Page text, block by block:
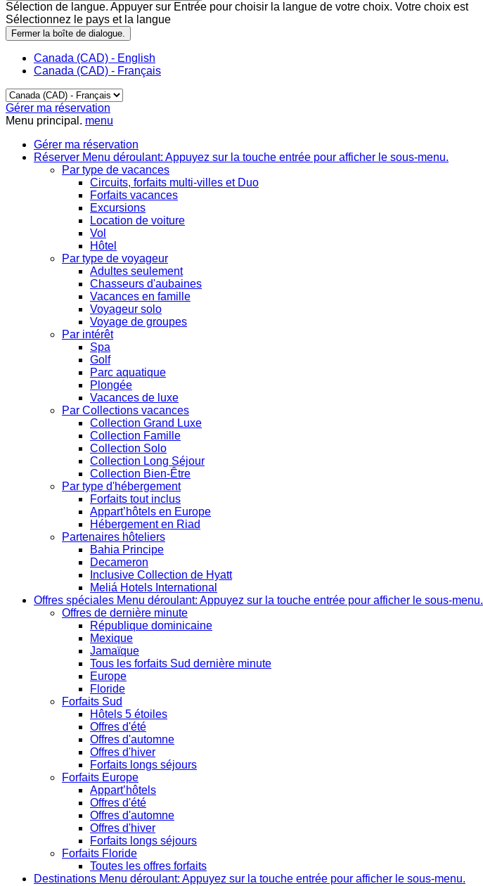
Sélection de langue. Appuyer sur Entrée pour choisir la langue de votre choix. Votre choix est
Sélectionnez le pays et la langue
Fermer la boîte de dialogue.
Canada (CAD) - English
Canada (CAD) - Français
Gérer ma réservation
Menu principal. menu
Gérer ma réservation
Réserver Menu déroulant: Appuyez sur la touche entrée pour afficher le sous-menu.
Par type de vacances
Circuits, forfaits multi-villes et Duo
Forfaits vacances
Excursions
Location de voiture
Vol
Hôtel
Par type de voyageur
Adultes seulement
Chasseurs d'aubaines
Vacances en famille
Voyageur solo
Voyage de groupes
Par intérêt
Spa
Golf
Parc aquatique
Plongée
Vacances de luxe
Par Collections vacances
Collection Grand Luxe
Collection Famille
Collection Solo
Collection Long Séjour
Collection Bien-Être
Par type d'hébergement
Forfaits tout inclus
Appart’hôtels en Europe
Hébergement en Riad
Partenaires hôteliers
Bahia Principe
Decameron
Inclusive Collection de Hyatt
Meliá Hotels International
Offres spéciales Menu déroulant: Appuyez sur la touche entrée pour afficher le sous-menu.
Offres de dernière minute
République dominicaine
Mexique
Jamaïque
Tous les forfaits Sud dernière minute
Europe
Floride
Forfaits Sud
Hôtels 5 étoiles
Offres d'été
Offres d'automne
Offres d'hiver
Forfaits longs séjours
Forfaits Europe
Appart’hôtels
Offres d'été
Offres d'automne
Offres d'hiver
Forfaits longs séjours
Forfaits Floride
Toutes les offres forfaits
Destinations Menu déroulant: Appuyez sur la touche entrée pour afficher le sous-menu.